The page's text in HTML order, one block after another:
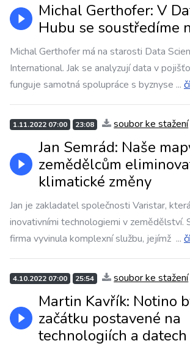
Michal Gerthofer: V
Hubu se soustředíme
Michal Gerthofer má na starosti Data
International. Jak se analyzují data v
funguje samotná spolupráce s byznyse ...
1.11.2022 07:00 23:08 soubor ke stažení
Jan Semrád: Naše
zemědělcům
klimatické změny
Jan je zakladatel společnosti Varistar,
inovativními technologiemi v zemědělství.
firma vyvinula komplexní službu, jejímž ...
4.10.2022 07:00 25:54 soubor ke stažení
Martin Kavřík: Notino
začátku postavené na
technologiích a datech